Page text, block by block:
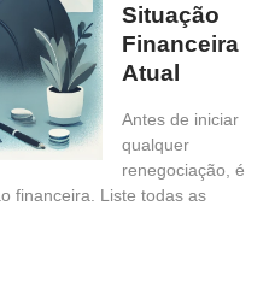
Situação
Financeira
Atual
Antes de iniciar
qualquer
renegociação, é
financeira. Liste todas as